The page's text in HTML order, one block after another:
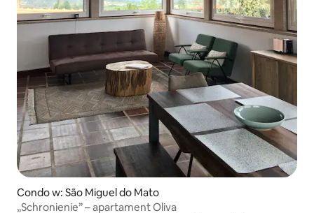
Condo w: São Miguel do Mato
„Schronienie” – apartament Oliva